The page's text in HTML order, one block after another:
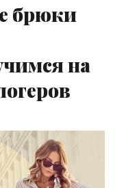
брюки
на